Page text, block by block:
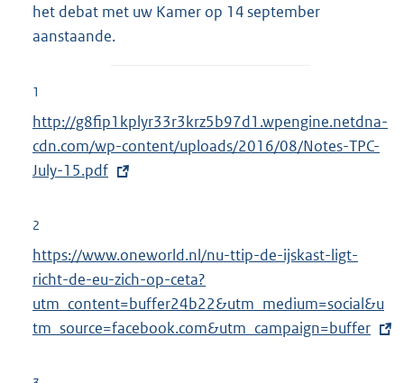
het debat met uw Kamer op 14 september
aanstaande.
1
E
x
t
r
e
l
i
n
http://g8fip1kplyr33r3krz5b97d1.wpengine.netdna-
cdn.com/wp-content/uploads/2016/08/Notes-TPC-
July-15.pdf
2
E
x
t
e
n
https://www.oneworld.nl/nu-ttip-de-ijskast-ligt-
richt-de-eu-zich-op-ceta?
utm_content=buffer24b22&utm_medium=social&u
tm_source=facebook.com&utm_campaign=buffer